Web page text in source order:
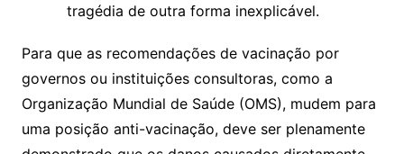
tragédia de outra forma inexplicável.
Para que as recomendações de vacinação por
governos ou instituições consultoras, como a
Organização Mundial de Saúde (OMS), mudem para
uma posição anti-vacinação, deve ser plenamente